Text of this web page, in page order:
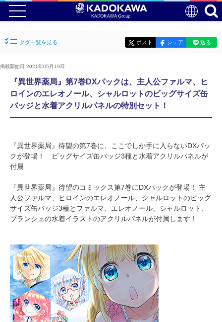
タグ一覧を見る ポスト シェア 送る
掲載開始日 2021年05月19日
『異世界薬局』第7巻DXパックは、主人公ファルマ、ヒ
ロインのエレオノール、シャルロットのビッグサイズ缶
バッジと水着アクリルパネルの特別セット！
『異世界薬局』待望の第7巻に、ここでしか手に入らないDXパッ
クが登場！ ビッグサイズ缶バッジ3種と水着アクリルパネルが
付属
『異世界薬局』待望のコミックス第7巻にDXパックが登場！ 主
人公ファルマ、ヒロインのエレオノール、シャルロットのビッグ
サイズ缶バッジ3種とファルマ、エレオノール、シャルロット、
ブランシュの水着イラストのアクリルパネルが付属します！